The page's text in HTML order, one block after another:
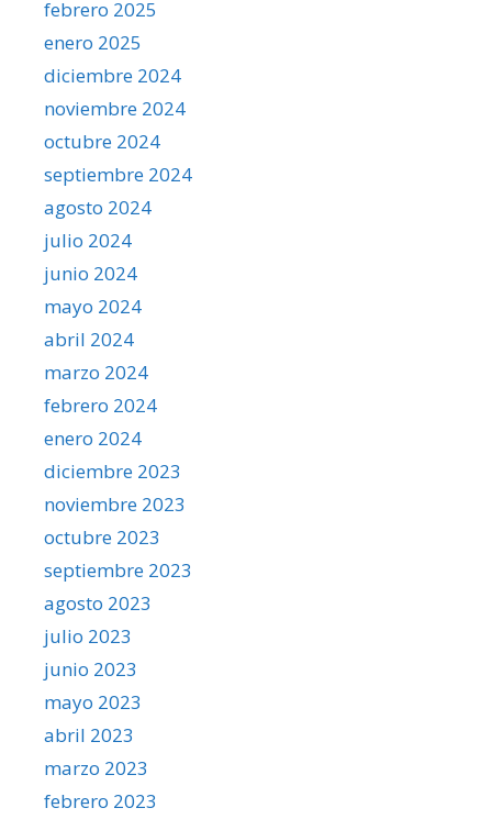
febrero 2025
enero 2025
diciembre 2024
noviembre 2024
octubre 2024
septiembre 2024
agosto 2024
julio 2024
junio 2024
mayo 2024
abril 2024
marzo 2024
febrero 2024
enero 2024
diciembre 2023
noviembre 2023
octubre 2023
septiembre 2023
agosto 2023
julio 2023
junio 2023
mayo 2023
abril 2023
marzo 2023
febrero 2023